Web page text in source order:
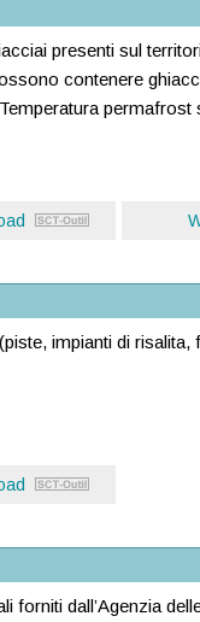
presenti sul
contenere
impianti di
forniti dall’Agenzia